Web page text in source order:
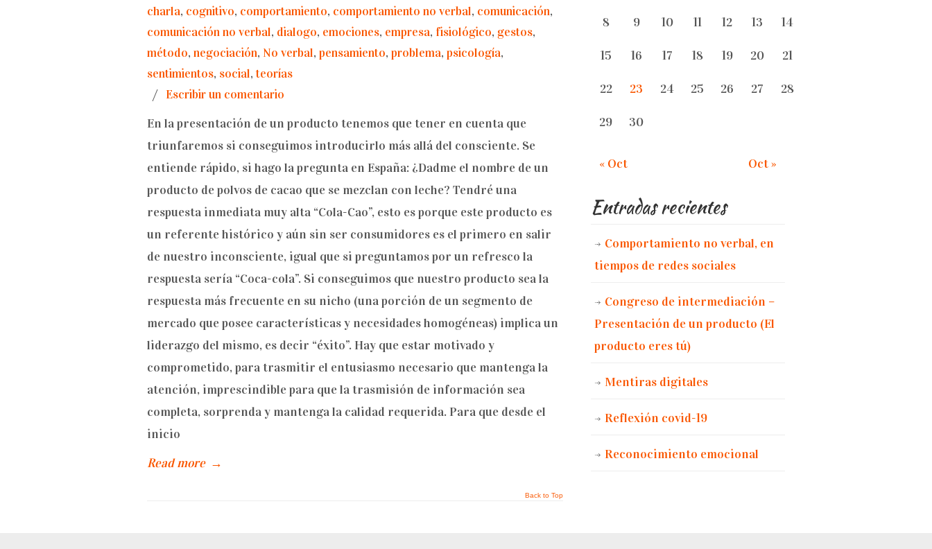
charla, cognitivo, comportamiento, comportamiento no verbal, comunicación,
comunicación no verbal, dialogo, emociones, empresa, fisiológico, gestos,
método, negociación, No verbal, pensamiento, problema, psicología,
sentimientos, social,teorías
/ Escribir un comentario
En la presentación de un producto tenemos que tener en cuenta que
triunfaremos si conseguimos introducirlo más allá del consciente. Se
entiende rápido, si hago la pregunta en España: ¿Dadme el nombre de un
producto de polvos de cacao que se mezclan con leche? Tendré una
respuesta inmediata muy alta “Cola-Cao”, esto es porque este producto es
un referente histórico y aún sin ser consumidores es el primero en salir
de nuestro inconsciente, igual que si preguntamos por un refresco la
respuesta sería “Coca-cola”. Si conseguimos que nuestro producto sea la
respuesta más frecuente en su nicho (una porción de un segmento de
mercado que posee características y necesidades homogéneas) implica un
liderazgo del mismo, es decir “éxito”. Hay que estar motivado y
comprometido, para trasmitir el entusiasmo necesario que mantenga la
atención, imprescindible para que la trasmisión de información sea
completa, sorprenda y mantenga la calidad requerida. Para que desde el
inicio
Read more →
Back to Top
8 9 10 11 12 13 14
15 16 17 18 19 20 21
22 23 24 25 26 27 28
29 30
« Oct Oct »
Entradas recientes
Comportamiento no verbal, en
tiempos de redes sociales
Congreso de intermediación –
Presentación de un producto (El
producto eres tú)
Mentiras digitales
Reflexión covid-19
Reconocimiento emocional